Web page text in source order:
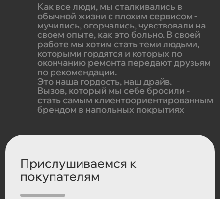
Как все люди, мы сталкивались в
обычной жизни с плохим сервисом -
мучились, огорчались, чувствовали на
своем опыте, как это больно. В своей
работе мы хотим стать теми людьми,
которыми гордятся и которых по
окончанию ремонта передают друзьям
по рекомендации.
Это наша гордость, наш драйв.
Вызов, который мы себе бросили -
стать самым клиентоориентированным
брендом в напольных покрытиях
Прислушиваемся к
покупателям